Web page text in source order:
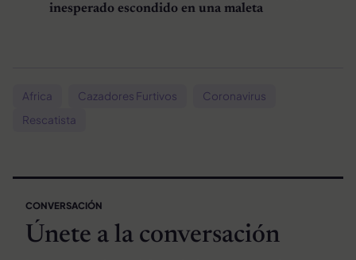
inesperado escondido en una maleta
Africa Cazadores Furtivos
Coronavirus
Rescatista
CONVERSACIÓN
Únete a la conversación